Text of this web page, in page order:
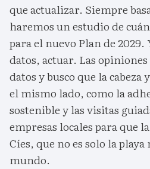
que actualizar. Siempre
haremos un estudio de
para el nuevo Plan de 2029.
datos, actuar. Las opiniones
datos y busco que la cabeza
el mismo lado, como la
sostenible y las visitas
empresas locales para que
Cíes, que no es solo la
mundo.